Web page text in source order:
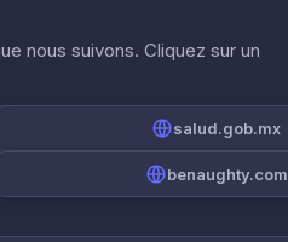
nous suivons. Cliquez sur un
salud.gob.mx
benaughty.com